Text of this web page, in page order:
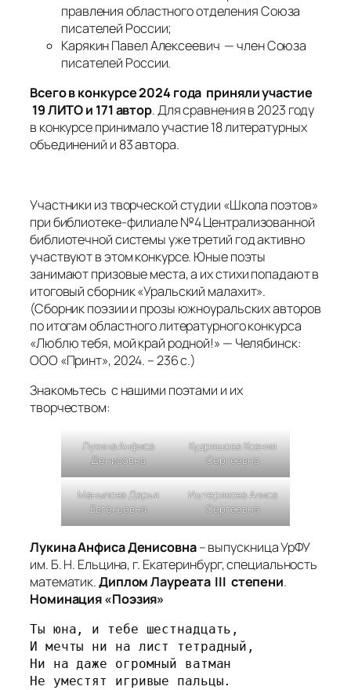
правления областного отделения Союза
писателей России;
Карякин Павел Алексеевич — член Союза
писателей России.
Всего в конкурсе 2024 года приняли участие
19 ЛИТО и 171 автор. Для сравнения в 2023 году
в конкурсе принимало участие 18 литературных
объединений и 83 автора.
Участники из творческой студии «Школа поэтов»
при библиотеке-филиале №4 Централизованной
библиотечной системы уже третий год активно
участвуют в этом конкурсе. Юные поэты
занимают призовые места, а их стихи попадают в
итоговый сборник «Уральский малахит».
(Сборник поэзии и прозы южноуральских авторов
по итогам областного литературного конкурса
«Люблю тебя, мой край родной!» — Челябинск:
ООО «Принт», 2024. – 236 с.)
Знакомьтесь с нашими поэтами и их
творчеством:
Лукина Анфиса
Денисовна
Кудряшова Ксения
Сергеевна
Манылова Дарья
Евгеньевна
Иштерякова Алиса
Сергеевна
Лукина Анфиса Денисовна– выпускница УрФУ
им. Б. Н. Ельцина, г. Екатеринбург, специальность
математик.Диплом Лауреата III степени.
Номинация «Поэзия»
Ты юна, и тебе шестнадцать,
И мечты ни на лист тетрадный,
Ни на даже огромный ватман
Не уместят игривые пальцы.